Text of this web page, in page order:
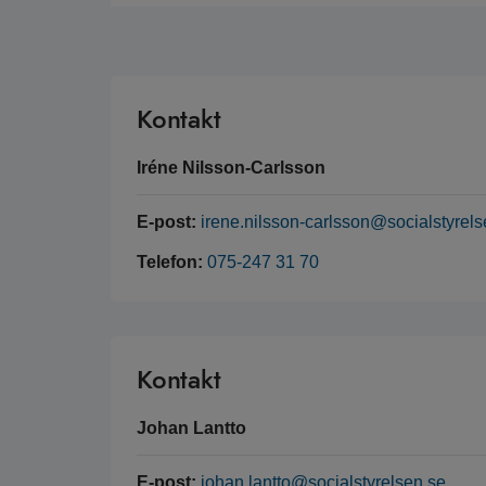
Kontakt
Iréne Nilsson-Carlsson
E-post: irene.nilsson-
Telefon: 075-247 31 70
Kontakt
Johan Lantto